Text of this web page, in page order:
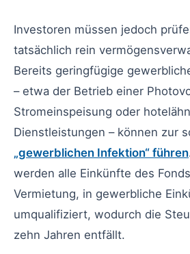
Investoren müssen jedoch
tatsächlich rein
Bereits geringfügige
– etwa der Betrieb einer
Stromeinspeisung oder
Dienstleistungen – können zur
„gewerblichen Infektion“ führen
werden alle Einkünfte des
Vermietung, in gewerbliche
umqualifiziert, wodurch die
zehn Jahren entfällt.